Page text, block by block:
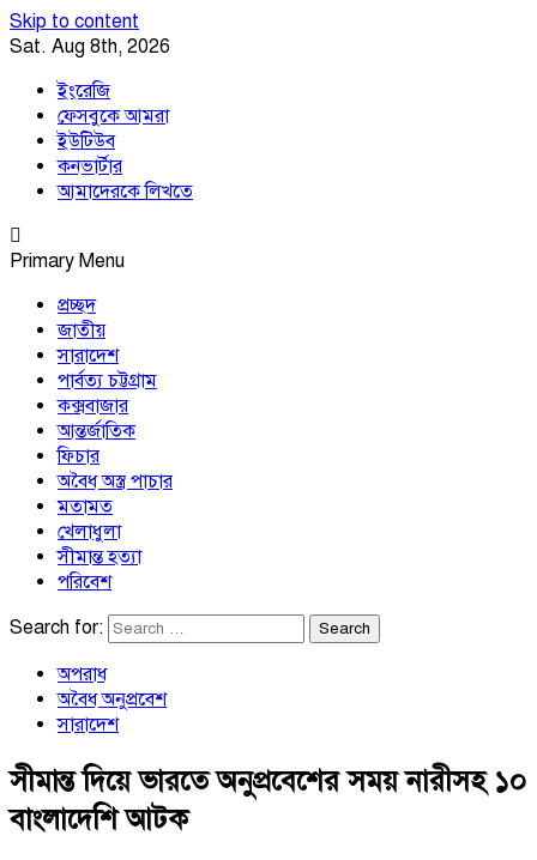
Skip to content
Sat. Aug 8th, 2026
ইংরেজি
ফেসবুকে আমরা
ইউটিউব
কনভার্টার
আমাদেরকে লিখতে
Southeast Asia Journal
In Search of the Truth
Primary Menu
Southeast Asia Journal
প্রচ্ছদ
জাতীয়
সারাদেশ
পার্বত্য চট্টগ্রাম
কক্সবাজার
আন্তর্জাতিক
ফিচার
অবৈধ অস্ত্র পাচার
মতামত
খেলাধুলা
সীমান্ত হত্যা
পরিবেশ
Search for:
অপরাধ
অবৈধ অনুপ্রবেশ
সারাদেশ
সীমান্ত দিয়ে ভারতে অনুপ্রবেশের সময় নারীসহ ১০
বাংলাদেশি আটক